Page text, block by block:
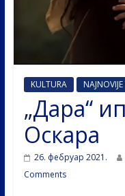
KULTURA NAJNOVIJE
„Дара“
Оскара
26. фебруар 2021.
Comments